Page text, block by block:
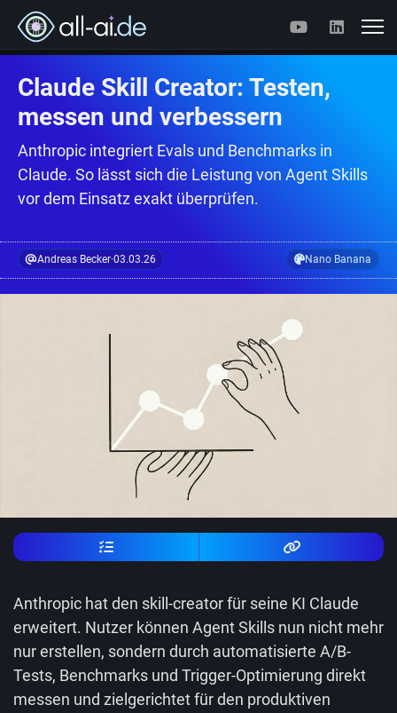
Claude Skill Creator: Testen,
messen und verbessern
Anthropic integriert Evals und Benchmarks in
Claude. So lässt sich die Leistung von Agent Skills
vor dem Einsatz exakt überprüfen.
Andreas Becker·03.03.26 Nano Banana
Anthropic hat den skill-creator für seine KI Claude
erweitert. Nutzer können Agent Skills nun nicht mehr
nur erstellen, sondern durch automatisierte A/B-
Tests, Benchmarks und Trigger-Optimierung direkt
messen und zielgerichtet für den produktiven